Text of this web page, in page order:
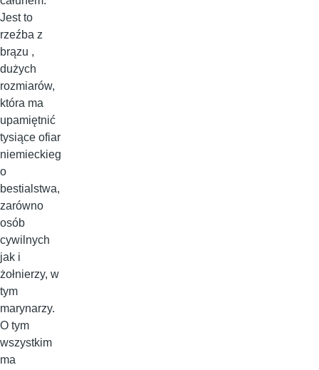
Jest to
rzeźba z
brązu ,
dużych
rozmiarów,
która ma
upamiętnić
tysiące ofiar
niemieckieg
o
bestialstwa,
zarówno
osób
cywilnych
jak i
żołnierzy, w
tym
marynarzy.
O tym
wszystkim
ma